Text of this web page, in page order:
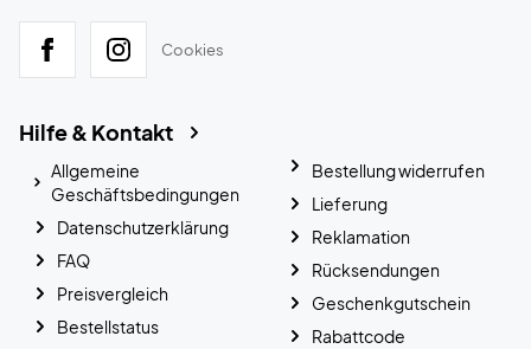
Cookies
Hilfe & Kontakt
Allgemeine
Geschäftsbedingungen
Datenschutzerklärung
FAQ
Preisvergleich
Bestellstatus
Bestellung widerrufen
Lieferung
Reklamation
Rücksendungen
Geschenkgutschein
Rabattcode